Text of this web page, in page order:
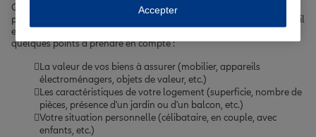
Que vous soyez locataire d'un studio étudiant près de l'ESSCA ou
propriétaire d'un appartement familial dans le quartier du Trapèze, il
est essentiel de bien choisir votreassurance habitation. Voici
quelques points à prendre en compte :
La valeur de vos biens à assurer (mobilier, appareils
électroménagers, objets de valeur, etc.)
Les caractéristiques de votre logement (superficie, nombre de
pièces, présence d'un jardin ou d'un balcon, etc.)
Votre situation personnelle (célibataire, en couple, avec
enfants, etc.)
Accepter